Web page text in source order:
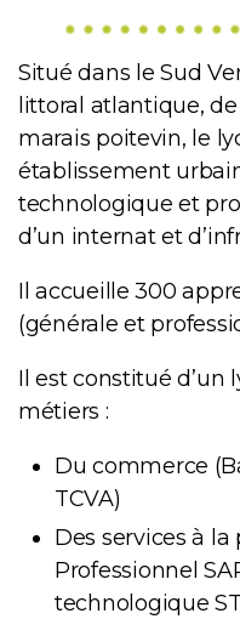
Situé dans le Sud
littoral atlantique,
marais poitevin, le
établissement
technologique et
d’un internat et
Il accueille 300
(générale et
Il est constitué d’un
métiers :
Du commerce
TCVA)
Des services à
Professionnel
technologique